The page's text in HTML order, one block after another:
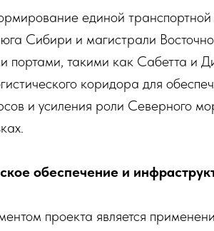
единой транспортной
Сибири и магистрали
портами, такими как Сабетта и
коридора для
и усиления роли Северного
обеспечение и
проекта является